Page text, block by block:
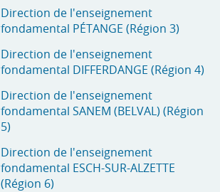
Direction de l'enseignement
fondamental PÉTANGE (Région 3)
Direction de l'enseignement
fondamental DIFFERDANGE (Région 4)
Direction de l'enseignement
fondamental SANEM (BELVAL) (Région
5)
Direction de l'enseignement
fondamental ESCH-SUR-ALZETTE
(Région 6)